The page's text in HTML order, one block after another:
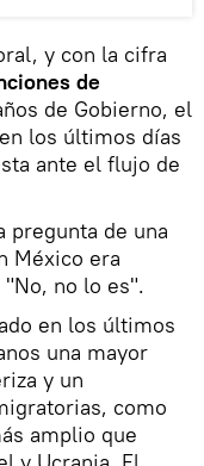
y con la cifra
de
de Gobierno, el
los últimos días
ante el flujo de
pregunta de una
México era
no lo es".
en los últimos
una mayor
y un
como
amplio que